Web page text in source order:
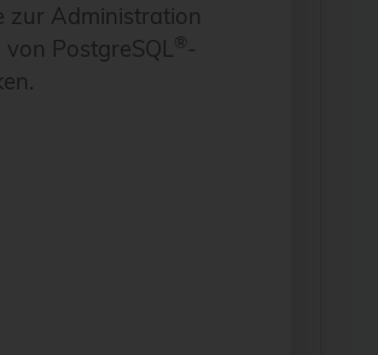
zur Administration
von PostgreSQL ® -